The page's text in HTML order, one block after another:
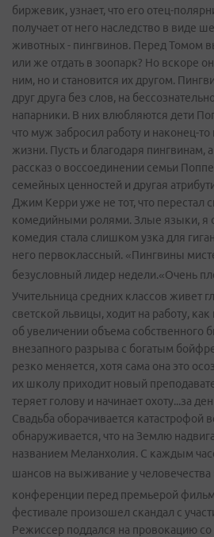
биржевик, узнает, что его отец-
получает от него наследство в виде
животных - пингвинов. Перед Томом
или же отдать в зоопарк? Но вскоре
ним, но и становится их другом.
друг друга без слов, на
напарники. В них влюбляются дети
что муж забросил работу и наконец-­то
жизни. Пусть и благодаря пингвинам,
рассказ о воссоединении семьи
семейных ценностей и другая
Джим Керри уже не тот, что перестал
комедийными ролями. Злые языки, я
комедия стала слишком узка для
него первоклассный. «Пингвины
безусловный лидер недели.«Очень
Учительница средних классов живет
светской львицы, ходит на работу,
об увеличении объема собственного
внезапного разрыва с богатым
резко меняется, хотя сама она это
их школу приходит новый
теряет голову и начинает охоту...за
Свадьба оборачивается катастрофой
обнаруживается, что на Землю
названием Меланхолия. С каждым
шансов на выживание у
конференции перед премьерой
фестивале произошел скандал с
Режиссер поддался на провокацию